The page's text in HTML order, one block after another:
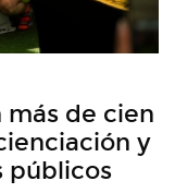
más de cien
y
públicos